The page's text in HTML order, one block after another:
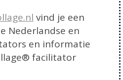
vind je een
Nederlandse en
en informatie
facilitator